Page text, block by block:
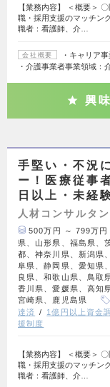
【業務内容】 ＜概要＞
職・採用支援のマッチ
職者：看護師、介…
会社概要
・キャリア
・介護事業者事業領域：
興
手堅い・不況
ー！医療従事
日以上・未経
人材コンサルタ
500万円 ～ 799万円
県、山形県、福島県、
都、神奈川県、新潟県
阜県、静岡県、愛知県
良県、和歌山県、鳥取
香川県、愛媛県、高知
宮崎県、鹿児島県
達済
1億円以上資金
援制度
【業務内容】 ＜概要＞
職・採用支援のマッチ
職者：看護師、介…